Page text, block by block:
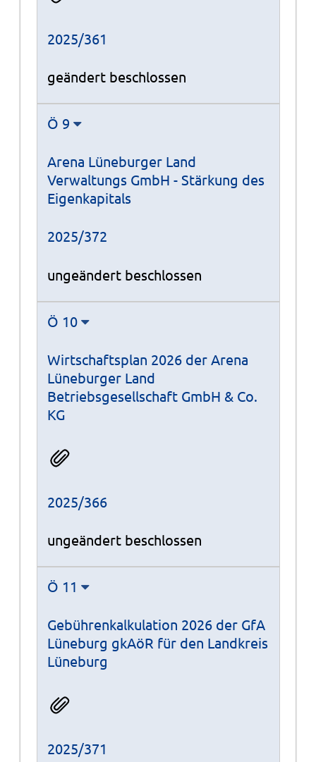
2025/361
geändert beschlossen
Ö 9
Arena Lüneburger Land
Verwaltungs GmbH - Stärkung des
Eigenkapitals
2025/372
ungeändert beschlossen
Ö 10
Wirtschaftsplan 2026 der Arena
Lüneburger Land
Betriebsgesellschaft GmbH & Co.
KG
2025/366
ungeändert beschlossen
Ö 11
Gebührenkalkulation 2026 der GfA
Lüneburg gkAöR für den Landkreis
Lüneburg
2025/371